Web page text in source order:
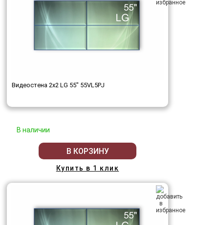
Видеостена 2x2 LG 55" 55VL5PJ
В наличии
В КОРЗИНУ
Купить в 1 клик